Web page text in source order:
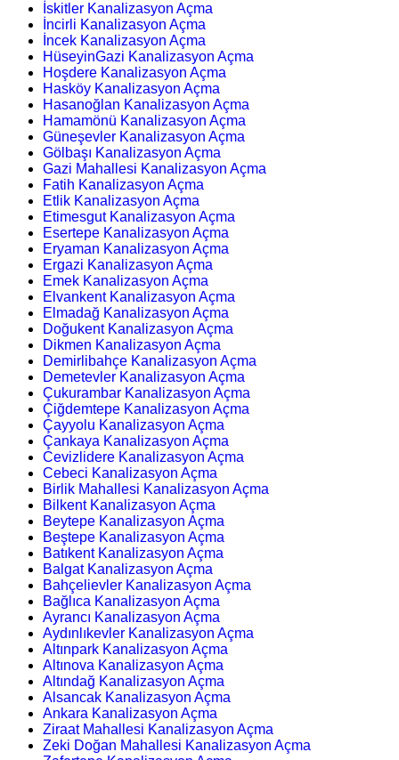
İskitler Kanalizasyon Açma
İncirli Kanalizasyon Açma
İncek Kanalizasyon Açma
HüseyinGazi Kanalizasyon Açma
Hoşdere Kanalizasyon Açma
Hasköy Kanalizasyon Açma
Hasanoğlan Kanalizasyon Açma
Hamamönü Kanalizasyon Açma
Güneşevler Kanalizasyon Açma
Gölbaşı Kanalizasyon Açma
Gazi Mahallesi Kanalizasyon Açma
Fatih Kanalizasyon Açma
Etlik Kanalizasyon Açma
Etimesgut Kanalizasyon Açma
Esertepe Kanalizasyon Açma
Eryaman Kanalizasyon Açma
Ergazi Kanalizasyon Açma
Emek Kanalizasyon Açma
Elvankent Kanalizasyon Açma
Elmadağ Kanalizasyon Açma
Doğukent Kanalizasyon Açma
Dikmen Kanalizasyon Açma
Demirlibahçe Kanalizasyon Açma
Demetevler Kanalizasyon Açma
Çukurambar Kanalizasyon Açma
Çiğdemtepe Kanalizasyon Açma
Çayyolu Kanalizasyon Açma
Çankaya Kanalizasyon Açma
Cevizlidere Kanalizasyon Açma
Cebeci Kanalizasyon Açma
Birlik Mahallesi Kanalizasyon Açma
Bilkent Kanalizasyon Açma
Beytepe Kanalizasyon Açma
Beştepe Kanalizasyon Açma
Batıkent Kanalizasyon Açma
Balgat Kanalizasyon Açma
Bahçelievler Kanalizasyon Açma
Bağlıca Kanalizasyon Açma
Ayrancı Kanalizasyon Açma
Aydınlıkevler Kanalizasyon Açma
Altınpark Kanalizasyon Açma
Altınova Kanalizasyon Açma
Altındağ Kanalizasyon Açma
Alsancak Kanalizasyon Açma
Ankara Kanalizasyon Açma
Ziraat Mahallesi Kanalizasyon Açma
Zeki Doğan Mahallesi Kanalizasyon Açma